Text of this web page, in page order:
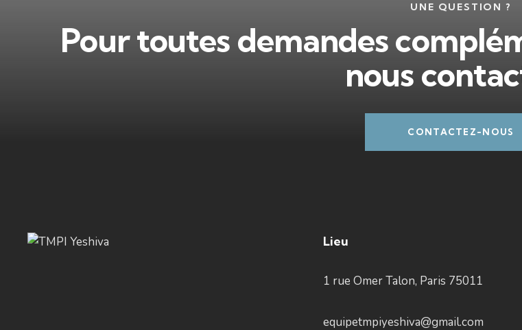
UNE QUESTION ?
Pour toutes demandes
nous
CONTACTEZ-NOUS
Lieu
1 rue Omer Talon, Paris 75011
equipetmpiyeshiva@gmail.com